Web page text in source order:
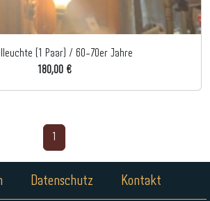
(1 Paar) / 60-70er Jahre
180,00 €
Datenschutz Kontakt